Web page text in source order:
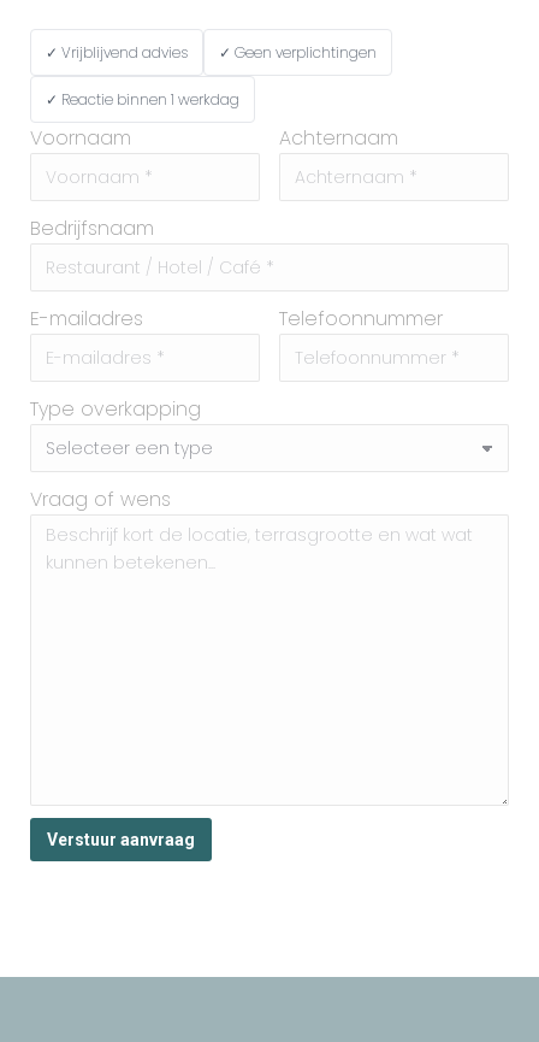
✓ Vrijblijvend advies ✓ Geen verplichtingen
✓ Reactie binnen 1 werkdag
Voornaam Achternaam
Bedrijfsnaam
E-mailadres Telefoonnummer
Type overkapping
Vraag of wens